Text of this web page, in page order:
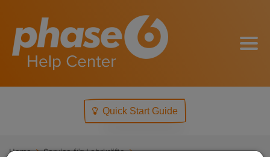
Quick Start Guide
Home
Service für Lehrkräfte